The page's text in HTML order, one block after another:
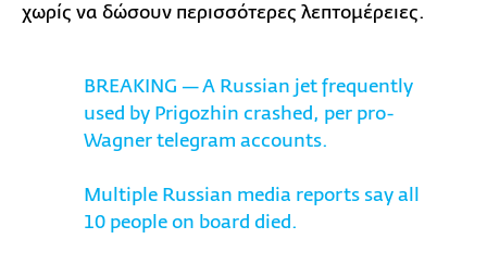
χωρίς να δώσουν περισσότερες λεπτομέρειες.
BREAKING — A Russian jet frequently
used by Prigozhin crashed, per pro-
Wagner telegram accounts.
Multiple Russian media reports say all
10 people on board died.